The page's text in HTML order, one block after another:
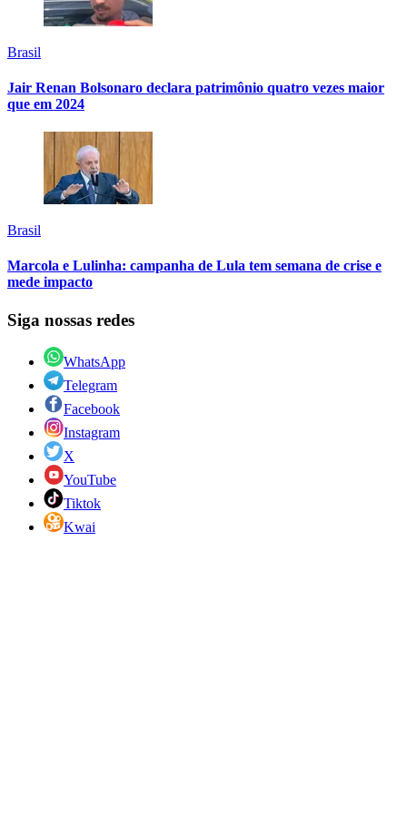
Brasil
Jair Renan Bolsonaro declara patrimônio quatro vezes maior
que em 2024
Brasil
Marcola e Lulinha: campanha de Lula tem semana de crise e
mede impacto
Siga nossas redes
WhatsApp
Telegram
Facebook
Instagram
X
YouTube
Tiktok
Kwai